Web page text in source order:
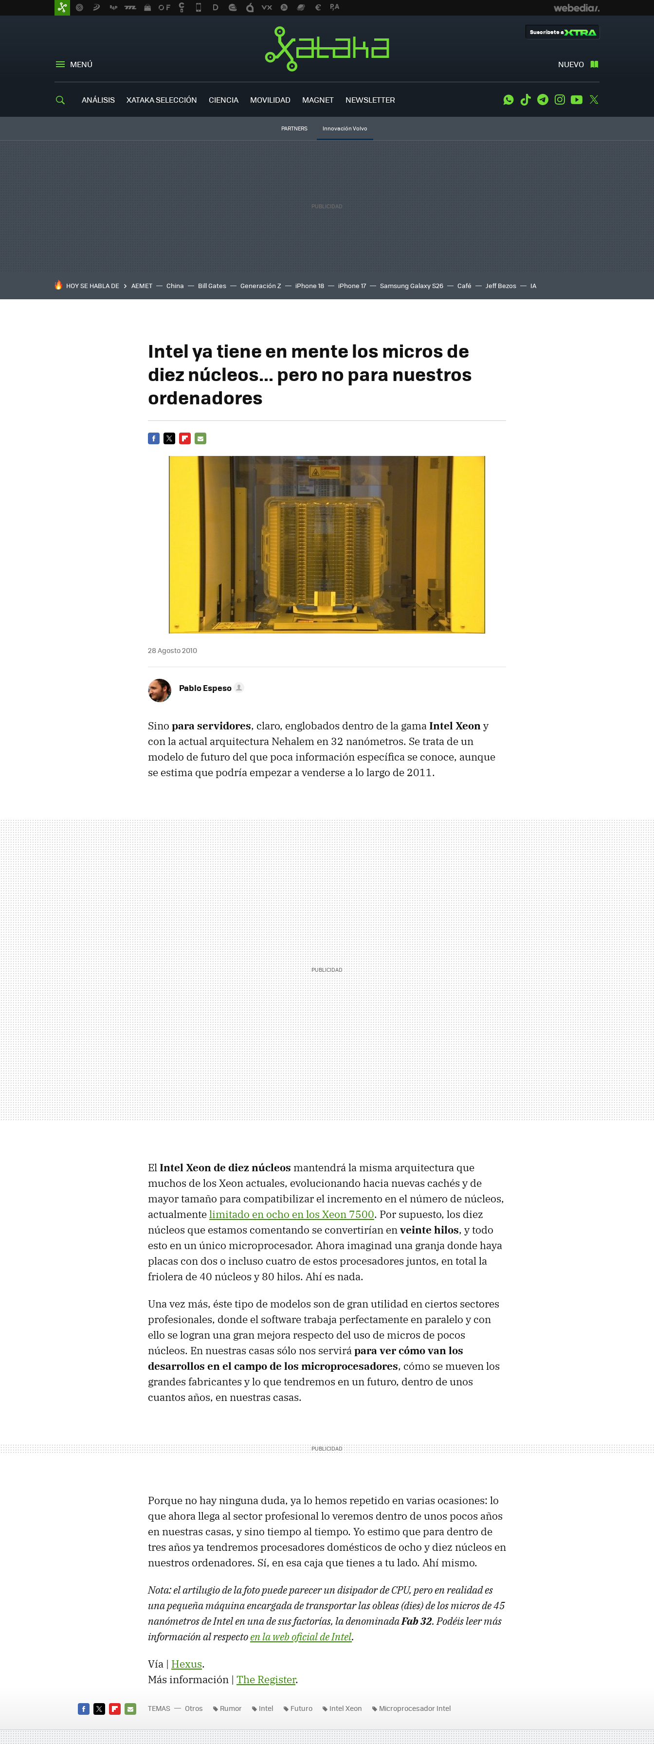
MENÚ NUEVO
Suscríbete a
ANÁLISIS XATAKA SELECCIÓN CIENCIA MOVILIDAD MAGNET NEWSLETTER WhatsApp
Tiktok TelegramInstagramYoutube
PARTNERS Innovación Volvo
HOY SE HABLA DE AEMET China Bill Gates Generación Z iPhone 18 iPhone 17 Samsung Galaxy S26 Café Jeff Bezos IA
Intel ya tiene en mente los micros de
diez núcleos... pero no para nuestros
ordenadores
28 Agosto 2010
Pablo Espeso
Sino para servidores, claro, englobados dentro de la gamaIntel Xeony
con la actual arquitectura Nehalem en 32 nanómetros. Se trata de un
modelo de futuro del que poca información específica se conoce, aunque
se estima que podría empezar a venderse a lo largo de 2011.
ElIntel Xeon de diez núcleos mantendrá la misma arquitectura que
muchos de los Xeon actuales, evolucionando hacia nuevas cachés y de
mayor tamaño para compatibilizar el incremento en el número de núcleos,
actualmentelimitado en ocho en los Xeon 7500. Por supuesto, los diez
núcleos que estamos comentando se convertirían enveinte hilos, y todo
esto en un único microprocesador. Ahora imaginad una granja donde haya
placas con dos o incluso cuatro de estos procesadores juntos, en total la
friolera de 40 núcleos y 80 hilos. Ahí es nada.
Una vez más, éste tipo de modelos son de gran utilidad en ciertos sectores
profesionales, donde el software trabaja perfectamente en paralelo y con
ello se logran una gran mejora respecto del uso de micros de pocos
núcleos. En nuestras casas sólo nos servirápara ver cómo van los
desarrollos en el campo de los microprocesadores, cómo se mueven los
grandes fabricantes y lo que tendremos en un futuro, dentro de unos
cuantos años, en nuestras casas.
Porque no hay ninguna duda, ya lo hemos repetido en varias ocasiones: lo
que ahora llega al sector profesional lo veremos dentro de unos pocos años
en nuestras casas, y sino tiempo al tiempo. Yo estimo que para dentro de
tres años ya tendremos procesadores domésticos de ocho y diez núcleos en
nuestros ordenadores. Sí, en esa caja que tienes a tu lado. Ahí mismo.
Nota: el artilugio de la foto puede parecer un disipador deCPU, pero en realidad es
una pequeña máquina encargada de transportar las obleas (dies) de los micros de 45
nanómetros de Intel en una de sus factorías, la denominadaFab 32. Podéis leer más
información al respectoen la web oficial de Intel.
Vía | Hexus.
Más información | The Register.
MAIL
TEMAS Otros Rumor Intel Futuro Intel Xeon Microprocesador Intel